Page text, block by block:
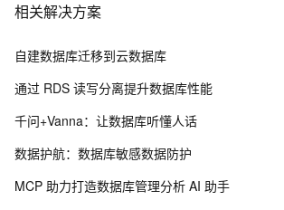
相关解决方案
自建数据库迁移到云数据库
通过 RDS 读写分离提升数据库性能
千问+Vanna：让数据库听懂人话
数据护航：数据库敏感数据防护
MCP 助力打造数据库管理分析 AI 助手